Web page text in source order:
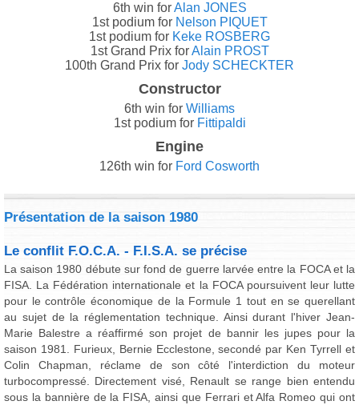
6th win forAlan JONES
1st podium for Nelson PIQUET
1st podium for Keke ROSBERG
1st Grand Prix forAlain PROST
100th Grand Prix for Jody SCHECKTER
Constructor
6th win for Williams
1st podium for Fittipaldi
Engine
126th win for Ford Cosworth
Présentation de la saison 1980
Le conflit F.O.C.A. - F.I.S.A. se précise
La saison 1980 débute sur fond de guerre larvée entre la FOCA et la
FISA. La Fédération internationale et la FOCA poursuivent leur lutte
pour le contrôle économique de la Formule 1 tout en se querellant
au sujet de la réglementation technique. Ainsi durant l'hiver Jean-
Marie Balestre a réaffirmé son projet de bannir les jupes pour la
saison 1981. Furieux, Bernie Ecclestone, secondé par Ken Tyrrell et
Colin Chapman, réclame de son côté l'interdiction du moteur
turbocompressé. Directement visé, Renault se range bien entendu
sous la bannière de la FISA, ainsi que Ferrari et Alfa Romeo qui ont